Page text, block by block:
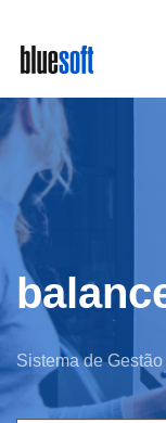
main
content
Sistema de